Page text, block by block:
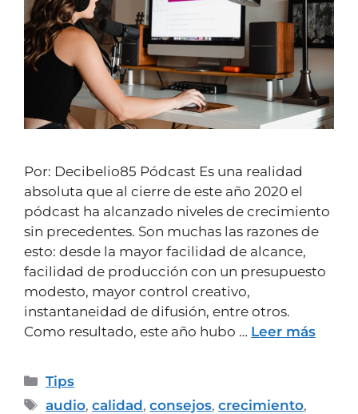
Por: Decibelio85 Pódcast Es una realidad
absoluta que al cierre de este año 2020 el
pódcast ha alcanzado niveles de crecimiento
sin precedentes. Son muchas las razones de
esto: desde la mayor facilidad de alcance,
facilidad de producción con un presupuesto
modesto, mayor control creativo,
instantaneidad de difusión, entre otros.
Como resultado, este año hubo … Leer más
Tips
audio,calidad,consejos,crecimiento,